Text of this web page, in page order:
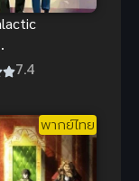
าแล
7.4
พากย์ไทย